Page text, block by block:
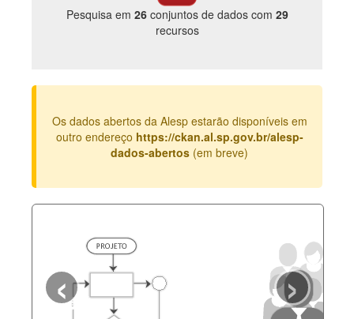
Catálogo de dados
Legislação
Perguntas frequentes
Pesquisa em 26conjuntos de dados com 29
recursos
Os dados abertos da Alesp estarão disponíveis em
outro endereço https://ckan.al.sp.gov.br/alesp-
dados-abertos (em breve)
‹ ›